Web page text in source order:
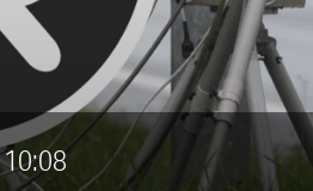
10:08